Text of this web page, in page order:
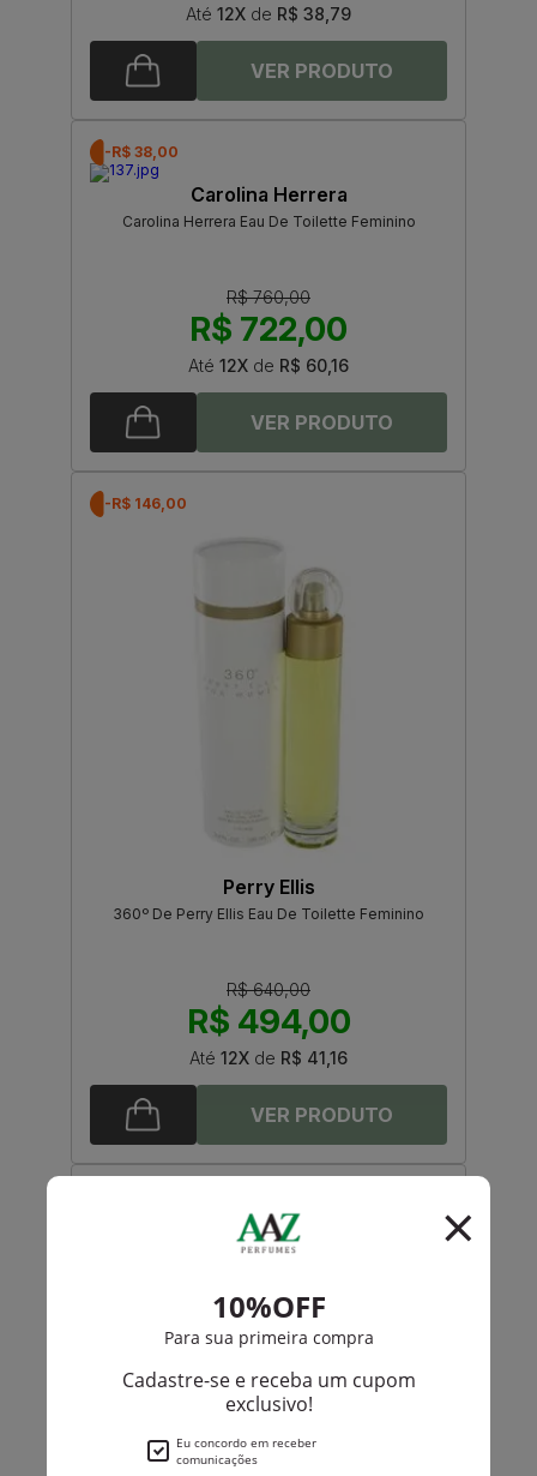
Até 12X de R$ 38,79
-R$ 38,00
Carolina Herrera
Carolina Herrera Eau De Toilette Feminino
R$ 760,00
R$ 722,00
Até 12X de R$ 60,16
-R$ 146,00
Perry Ellis
360º De Perry Ellis Eau De Toilette Feminino
R$ 640,00
R$ 494,00
Até 12X de R$ 41,16